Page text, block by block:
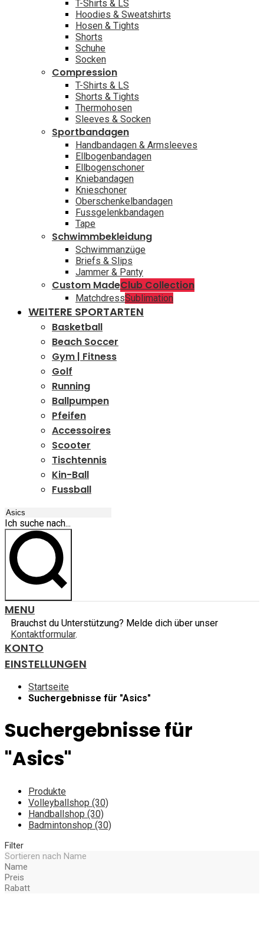
T-Shirts & LS
Hoodies & Sweatshirts
Hosen & Tights
Shorts
Schuhe
Socken
Compression
T-Shirts & LS
Shorts & Tights
Thermohosen
Sleeves & Socken
Sportbandagen
Handbandagen & Armsleeves
Ellbogenbandagen
Ellbogenschoner
Kniebandagen
Knieschoner
Oberschenkelbandagen
Fussgelenkbandagen
Tape
Schwimmbekleidung
Schwimmanzüge
Briefs & Slips
Jammer & Panty
Custom MadeClub Collection
MatchdressSublimation
WEITERE SPORTARTEN
Basketball
Beach Soccer
Gym | Fitness
Golf
Running
Ballpumpen
Pfeifen
Accessoires
Scooter
Tischtennis
Kin-Ball
Fussball
Ich suche nach...
MENU
Brauchst du Unterstützung? Melde dich über unser
Kontaktformular.
KONTO
EINSTELLUNGEN
Startseite
Suchergebnisse für "Asics"
Suchergebnisse für
"Asics"
Produkte
Volleyballshop (30)
Handballshop (30)
Badmintonshop (30)
Filter
Sortieren nach Name
Name
Preis
Rabatt